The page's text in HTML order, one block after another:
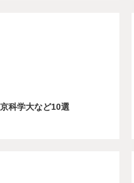
科学大など10選